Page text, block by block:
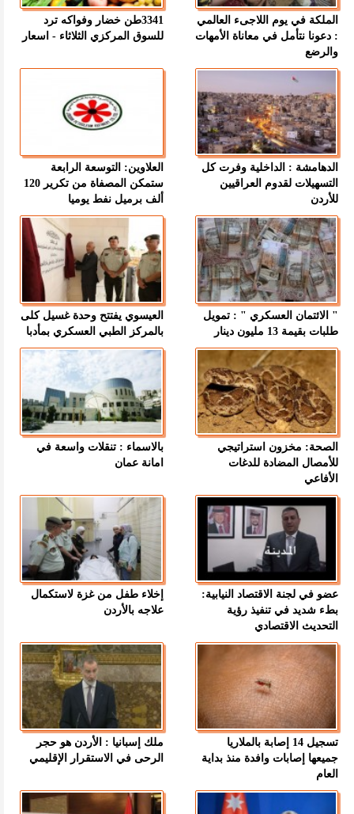
الملكة في يوم اللاجىء العالمي
: دعونا نتأمل في معاناة الأمهات
والرضع
3341طن خضار وفواكه ترد
للسوق المركزي الثلاثاء - اسعار
الدهامشة : الداخلية وفرت كل
التسهيلات لقدوم العراقيين
للأردن
العلاوين: التوسعة الرابعة
ستمكن المصفاة من تكرير 120
ألف برميل نفط يوميا
" الائتمان العسكري " : تمويل
طلبات بقيمة 13 مليون دينار
العيسوي يفتتح وحدة غسيل كلى
بالمركز الطبي العسكري بمأدبا
الصحة: مخزون استراتيجي
للأمصال المضادة للدغات
الأفاعي
بالاسماء : تنقلات واسعة في
امانة عمان
عضو في لجنة الاقتصاد النيابية:
بطء شديد في تنفيذ رؤية
التحديث الاقتصادي
إخلاء طفل من غزة لاستكمال
علاجه بالأردن
تسجيل 14 إصابة بالملاريا
جميعها إصابات وافدة منذ بداية
العام
ملك إسبانيا : الأردن هو حجر
الرحى في الاستقرار الإقليمي